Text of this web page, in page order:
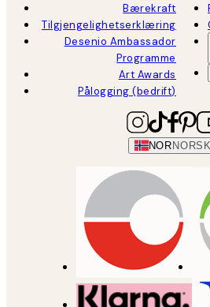
Bærekraft
Tilgjengelighetserklæring
Desenio Ambassador
Programme
Art Awards
Pålogging (bedrift)
NOR NORSK